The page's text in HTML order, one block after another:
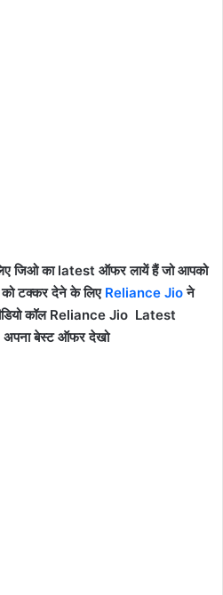
जिओ का latest ऑफर लायें हैं जो आपको
को टक्‍कर देने के लिए Reliance Jioने
कॉल Reliance Jio Latest
बेस्ट ऑफर देखो